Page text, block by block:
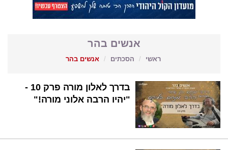
אנשים בהר
ראשי הסכתים אנשים בהר
בדרך לאלון מורה פרק 10 -
"יהיו הרבה אלוני מורה!"